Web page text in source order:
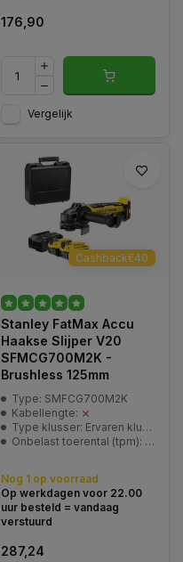
176,90
Vergelijk
Cashback€40
Stanley FatMax Accu
Haakse Slijper V20
SFMCG700M2K -
Brushless 125mm
Type: SMFCG700M2K
Kabellengte:
Type klusser: Ervaren klusser / Professional
Onbelast toerental (tpm): 8000/min
Nog 1 op voorraad
Op werkdagen voor 22.00
uur besteld = vandaag
verstuurd
287,24